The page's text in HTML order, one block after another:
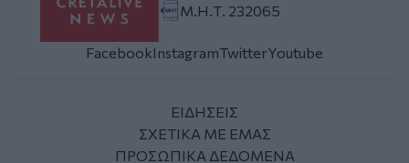
Μ.Η.Τ. 232065
FacebookInstagramTwitterYoutube
ΕΙΔΗΣΕΙΣ
ΣΧΕΤΙΚΑ ΜΕ ΕΜΑΣ
ΠΡΟΣΩΠΙΚΑ ΔΕΔΟΜΕΝΑ